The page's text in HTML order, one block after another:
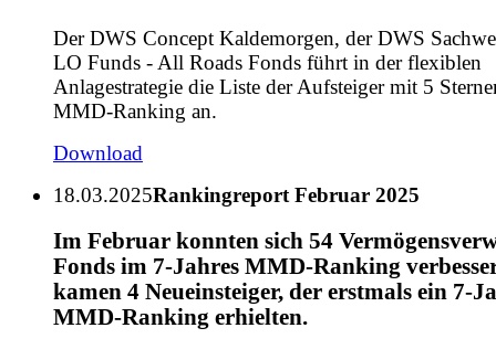
Der DWS Concept Kaldemorgen, der DWS
LO Funds - All Roads Fonds führt in der flexiblen
Anlagestrategie die Liste der Aufsteiger mit 5
MMD-Ranking an.
Download
18.03.2025Rankingreport Februar 2025
Im Februar konnten sich 54
Fonds im 7-Jahres MMD-Ranking
kamen 4 Neueinsteiger, der erstmals ein 7-
MMD-Ranking erhielten.